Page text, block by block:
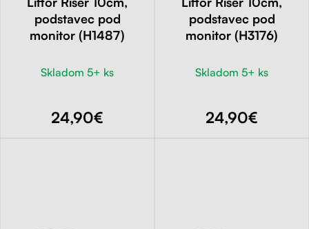
podstavec pod
monitor (H1487)
Skladom 5+ ks
24,90€
podstavec pod
monitor (H3176)
Skladom 5+ ks
24,90€